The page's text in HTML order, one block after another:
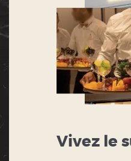
Vivez le